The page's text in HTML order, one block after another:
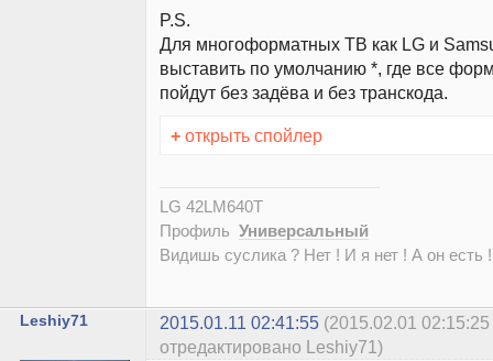
P.S.
Для многоформатных ТВ как LG и
выставить по умолчанию *, где все
пойдут без задёва и без транскода.
+ открыть спойлер
LG 42LM640T
Профиль Универсальный
Видишь суслика ? Нет ! И я нет ! А он есть
Leshiy71 2015.01.11 02:41:55 (2015.02.01 02:15:25
отредактировано Leshiy71)